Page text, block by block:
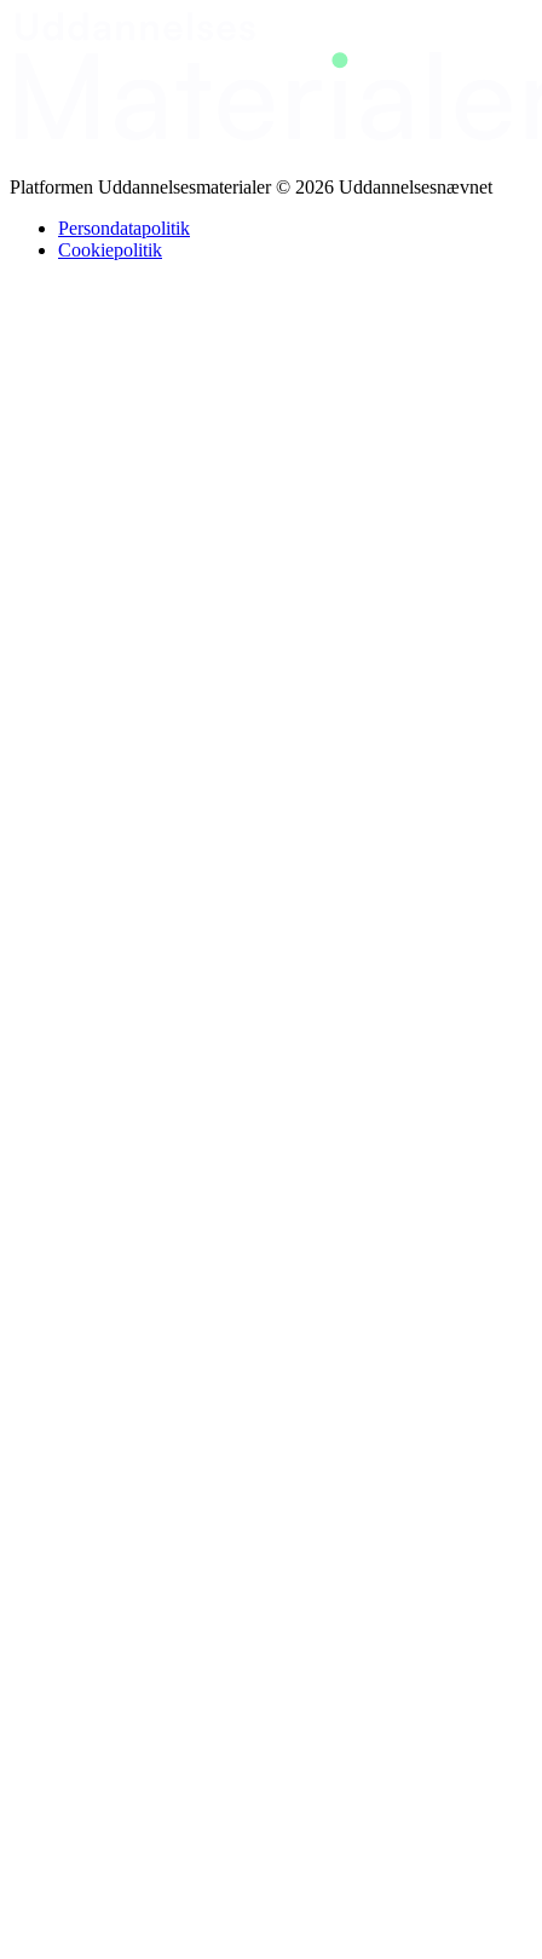
oprettelse af procedurerejser, kontroltabeller og
risikoredigeringsplaner. Afslutningsvis præsenterer grupperne deres
Platformen Uddannelsesmaterialer © 2026 Uddannelsesnævnet
Persondatapolitik
Cookiepolitik